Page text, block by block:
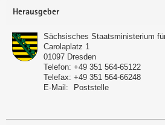
Service
Herausgeber
Sächsisches Staatsministerium
Carolaplatz 1
01097 Dresden
Telefon: +49 351 564-65122
Telefax: +49 351 564-66248
E-Mail:
Poststelle